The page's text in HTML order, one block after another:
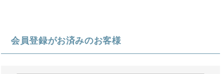
会員登録がお済みのお客様